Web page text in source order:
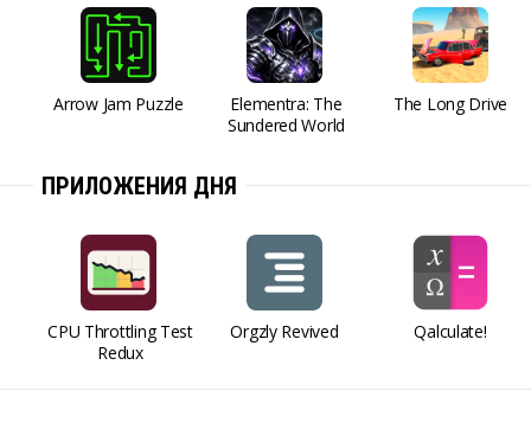
Arrow Jam Puzzle
Elementra: The
Sundered World
The Long Drive
ПРИЛОЖЕНИЯ ДНЯ
CPU Throttling Test
Redux
Orgzly Revived Qalculate!